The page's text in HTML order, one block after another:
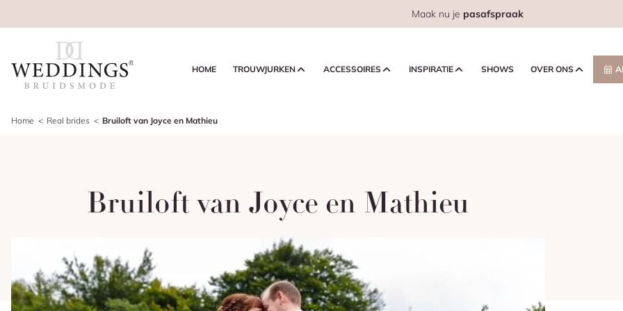
Maak nu je pasafspraak
HOME TROUWJURKEN ACCESSOIRES INSPIRATIE SHOWS OVER ONS
Home Real brides Bruiloft van Joyce en Mathieu
Bruiloft van Joyce en Mathieu